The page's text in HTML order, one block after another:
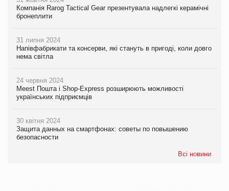
Компанія Rarog Tactical Gear презентувала надлегкі керамічні
бронеплити
31 липня 2024
Напівфабрикати та консерви, які стануть в пригоді, коли довго
нема світла
24 червня 2024
Meest Пошта і Shop-Express розширюють можливості
українських підприємців
30 квітня 2024
Защита данных на смартфонах: советы по повышению
безопасности
Всі новини